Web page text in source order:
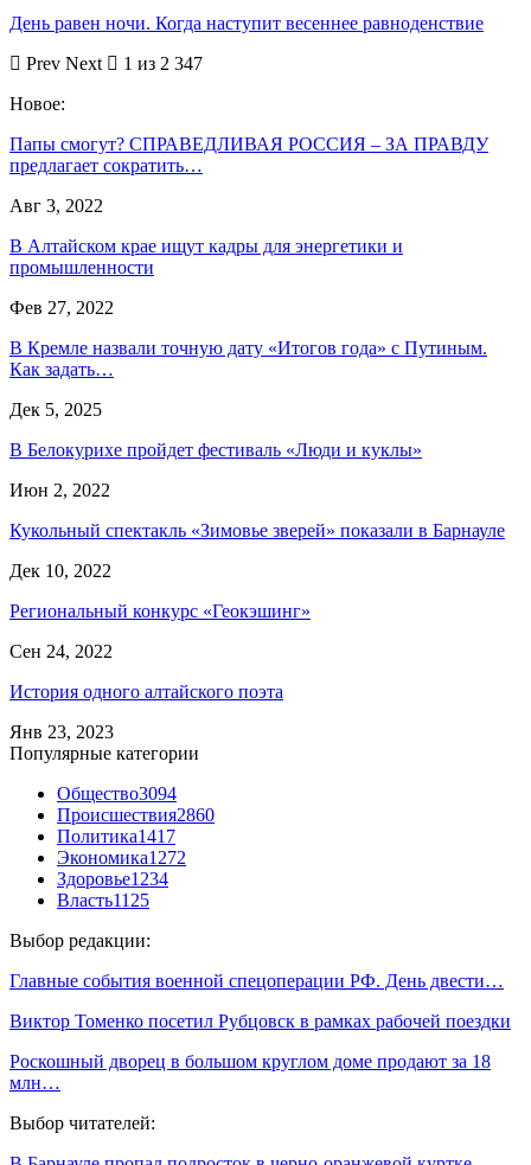
День равен ночи. Когда наступит весеннее равноденствие
Prev Next
1 из 2 347
Новое:
Папы смогут? СПРАВЕДЛИВАЯ РОССИЯ – ЗА ПРАВДУ
предлагает сократить…
Авг 3, 2022
В Алтайском крае ищут кадры для энергетики и
промышленности
Фев 27, 2022
В Кремле назвали точную дату «Итогов года» с Путиным.
Как задать…
Дек 5, 2025
В Белокурихе пройдет фестиваль «Люди и куклы»
Июн 2, 2022
Кукольный спектакль «Зимовье зверей» показали в Барнауле
Дек 10, 2022
Региональный конкурс «Геокэшинг»
Сен 24, 2022
История одного алтайского поэта
Янв 23, 2023
Популярные категории
Общество3094
Происшествия2860
Политика1417
Экономика1272
Здоровье1234
Власть1125
Выбор редакции:
Главные события военной спецоперации РФ. День двести…
Виктор Томенко посетил Рубцовск в рамках рабочей поездки
Роскошный дворец в большом круглом доме продают за 18
млн…
Выбор читателей: